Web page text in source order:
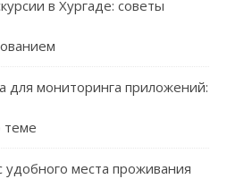
в Хургаде: советы
для мониторинга приложений:
теме
удобного места проживания